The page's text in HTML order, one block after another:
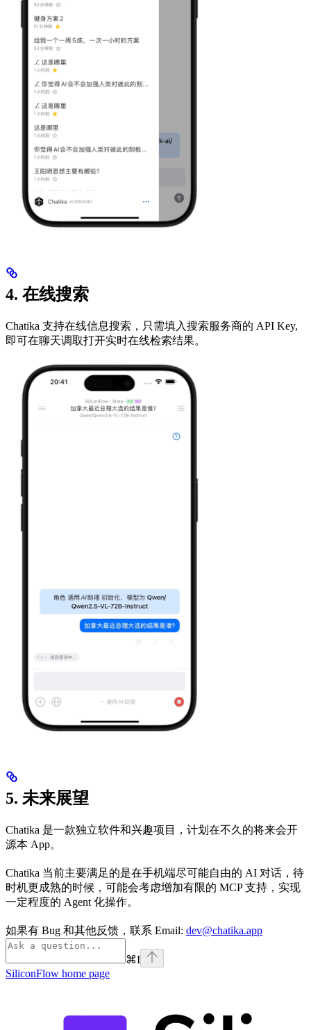
4. 在线搜索
Chatika 支持在线信息搜索，只需填入搜索服务商的 API Key,
即可在聊天调取打开实时在线检索结果。
5. 未来展望
Chatika 是一款独立软件和兴趣项目，计划在不久的将来会开
源本 App。
Chatika 当前主要满足的是在手机端尽可能自由的 AI 对话，待
时机更成熟的时候，可能会考虑增加有限的 MCP 支持，实现
一定程度的 Agent 化操作。
如果有 Bug 和其他反馈，联系 Email: dev@chatika.app
⌘I
SiliconFlow home page